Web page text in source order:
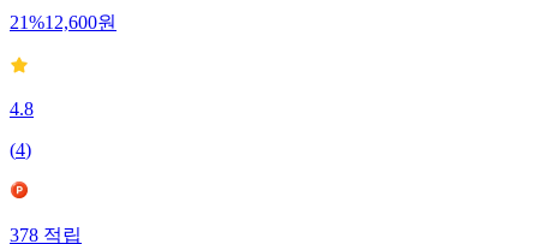
21%12,600원
4.8
(4)
378적립